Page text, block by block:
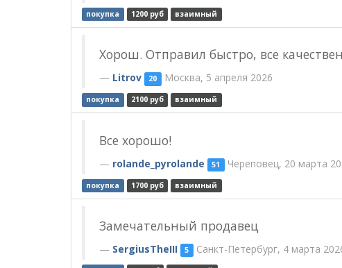
покупка 1200 руб взаимный
Хорош. Отправил быстро, все
Litrov 20 Москва, 5 апреля 2026
покупка 2100 руб взаимный
Все хорошо!
rolande_pyrolande 51 Череповец, 20 марта
покупка 1700 руб взаимный
Замечательный продавец
SergiusTheIII 5 Санкт-Петербург, 4 марта